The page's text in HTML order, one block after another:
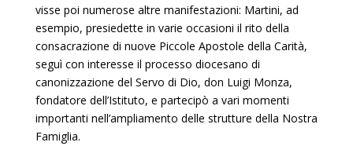
visse poi numerose altre manifestazioni: Martini, ad
esempio, presiedette in varie occasioni il rito della
consacrazione di nuove Piccole Apostole della Carità,
seguì con interesse il processo diocesano di
canonizzazione del Servo di Dio, don Luigi Monza,
fondatore dell’Istituto, e partecipò a vari momenti
importanti nell’ampliamento delle strutture della Nostra
Famiglia.